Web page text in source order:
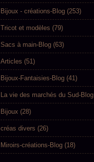
Bijoux - créations-Blog (253)
Tricot et modèles (79)
Sacs à main-Blog (63)
Articles (51)
Bijoux-Fantaisies-Blog (41)
La vie des marchés du Sud-Blog
Bijoux (28)
créas divers (26)
Miroirs-créations-Blog (18)